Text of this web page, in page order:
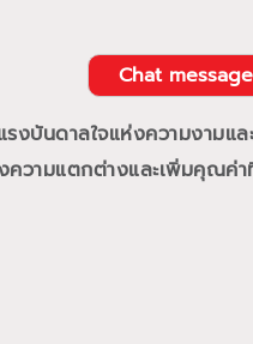
Chat
งบันดาลใจแห่งความงามแล
วามแตกต่างและเพิ่มคุณค่า